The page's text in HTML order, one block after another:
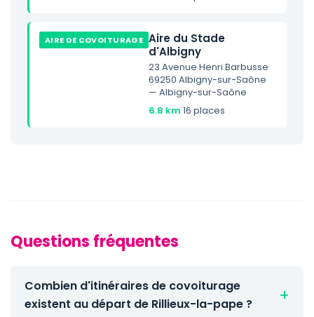
AIRE DE COVOITURAGE Aire du Stade
d'Albigny
23 Avenue Henri Barbusse
69250 Albigny-sur-Saône
— Albigny-sur-Saône
6.8 km·16 places
Questions fréquentes
Combien d'itinéraires de covoiturage
existent au départ de Rillieux-la-pape ?